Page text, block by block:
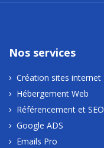
Nos services
Création sites internet
Hébergement Web
Référencement et SEO
Google ADS
Emails Pro